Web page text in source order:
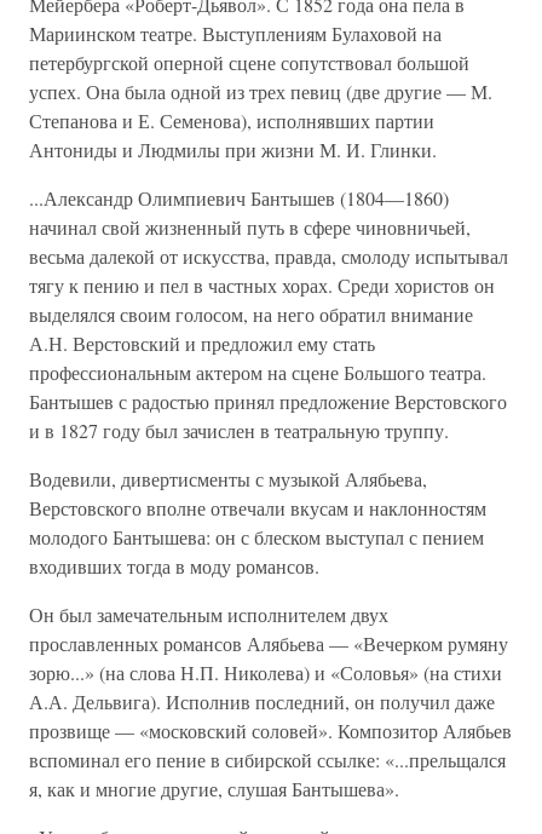
Мариинском театре. Выступлениям Булаховой на
петербургской оперной сцене сопутствовал большой
успех. Она была одной из трех певиц (две другие — М.
Степанова и Е. Семенова), исполнявших партии
Антониды и Людмилы при жизни М. И. Глинки.
...Александр Олимпиевич Бантышев (1804—1860)
начинал свой жизненный путь в сфере чиновничьей,
весьма далекой от искусства, правда, смолоду испытывал
тягу к пению и пел в частных хорах. Среди хористов он
выделялся своим голосом, на него обратил внимание
А.Н. Верстовский и предложил ему стать
профессиональным актером на сцене Большого театра.
Бантышев с радостью принял предложение Верстовского
и в 1827 году был зачислен в театральную труппу.
Водевили, дивертисменты с музыкой Алябьева,
Верстовского вполне отвечали вкусам и наклонностям
молодого Бантышева: он с блеском выступал с пением
входивших тогда в моду романсов.
Он был замечательным исполнителем двух
прославленных романсов Алябьева — «Вечерком румяну
зорю...» (на слова Н.П. Николева) и «Соловья» (на стихи
А.А. Дельвига). Исполнив последний, он получил даже
прозвище — «московский соловей». Композитор Алябьев
вспоминал его пение в сибирской ссылке: «...прельщался
я, как и многие другие, слушая Бантышева».